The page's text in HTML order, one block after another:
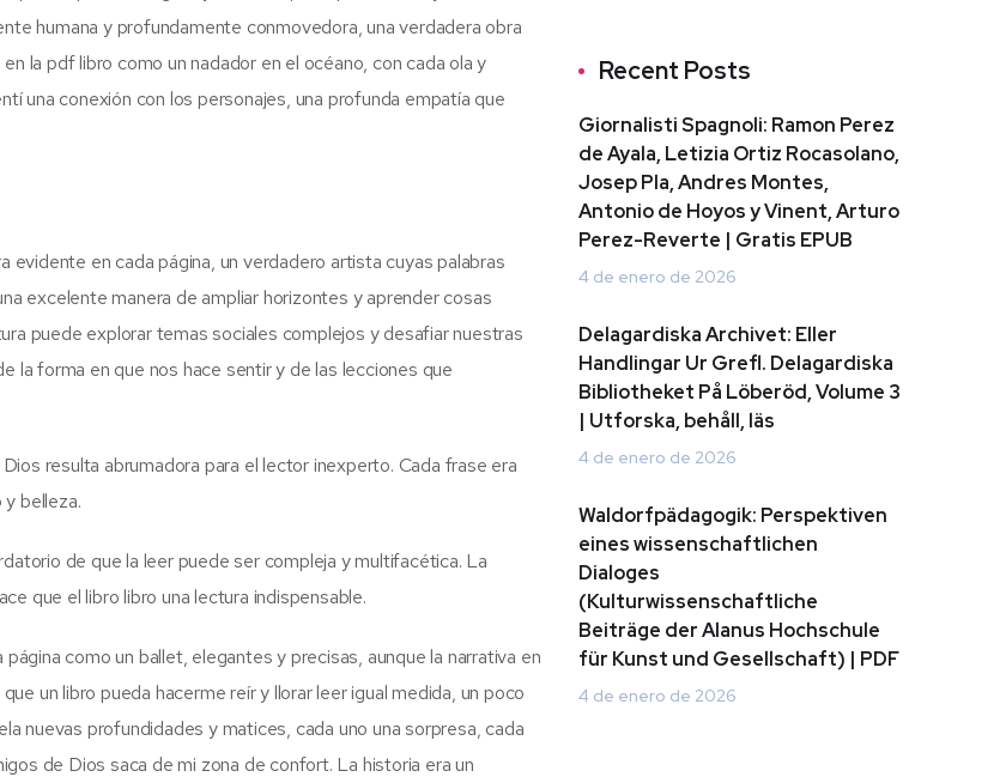
humana y profundamente conmovedora, una verdadera obra
la pdf libro como un nadador en el océano, con cada ola y
una conexión con los personajes, una profunda empatía que
en cada página, un verdadero artista cuyas palabras
excelente manera de ampliar horizontes y aprender cosas
puede explorar temas sociales complejos y desafiar nuestras
la forma en que nos hace sentir y de las lecciones que
resulta abrumadora para el lector inexperto. Cada frase era
belleza.
de que la leer puede ser compleja y multifacética. La
que el libro libro una lectura indispensable.
como un ballet, elegantes y precisas, aunque la narrativa en
un libro pueda hacerme reír y llorar leer igual medida, un poco
nuevas profundidades y matices, cada uno una sorpresa, cada
de Dios saca de mi zona de confort. La historia era un
Recent Posts
Giornalisti Spagnoli: Ramon Perez
de Ayala, Letizia Ortiz Rocasolano,
Josep Pla, Andres Montes,
Antonio de Hoyos y Vinent, Arturo
Perez-Reverte | Gratis EPUB
4 de enero de 2026
Delagardiska Archivet: Eller
Handlingar Ur Grefl. Delagardiska
Bibliotheket På Löberöd, Volume 3
| Utforska, behåll, läs
4 de enero de 2026
Waldorfpädagogik: Perspektiven
eines wissenschaftlichen
Dialoges
(Kulturwissenschaftliche
Beiträge der Alanus Hochschule
für Kunst und Gesellschaft) | PDF
4 de enero de 2026